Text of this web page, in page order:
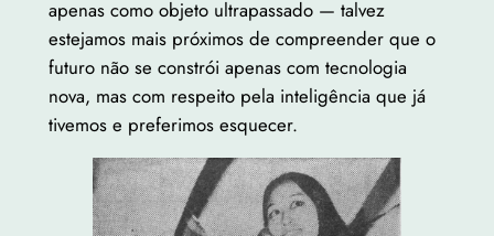
apenas como objeto ultrapassado — talvez
estejamos mais próximos de compreender que o
futuro não se constrói apenas com tecnologia
nova, mas com respeito pela inteligência que já
tivemos e preferimos esquecer.